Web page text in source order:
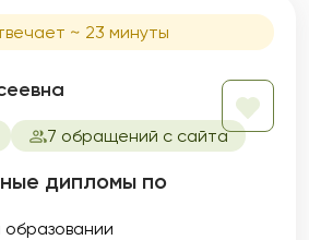
~ 23 минуты
7 обращений с сайта
дипломы по